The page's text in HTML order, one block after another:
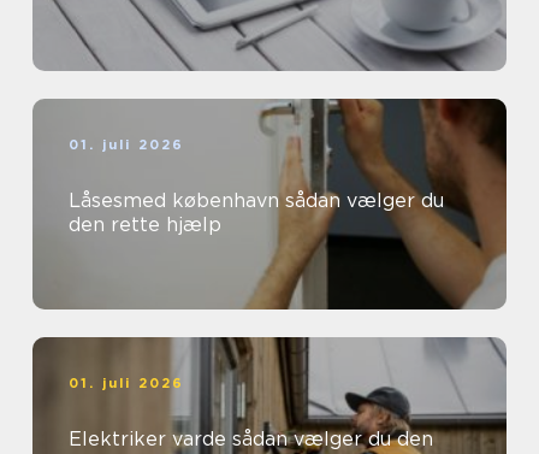
01. juli 2026
Låsesmed københavn sådan vælger du
den rette hjælp
01. juli 2026
Elektriker varde sådan vælger du den